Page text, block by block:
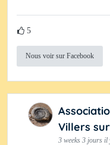
5
Nous voir sur Facebook
Villers
3 weeks 3 jours il